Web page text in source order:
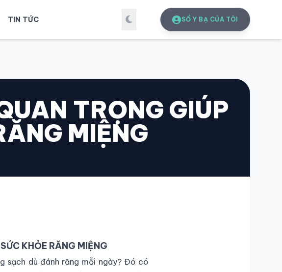
TIN TỨC SỔ Y BẠ CỦA TÔI
TRỌNG GIÚP
MIỆNG
KHỎE RĂNG MIỆNG
sạch dù đánh răng mỗi ngày? Đó có